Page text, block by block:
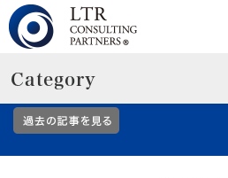
Category